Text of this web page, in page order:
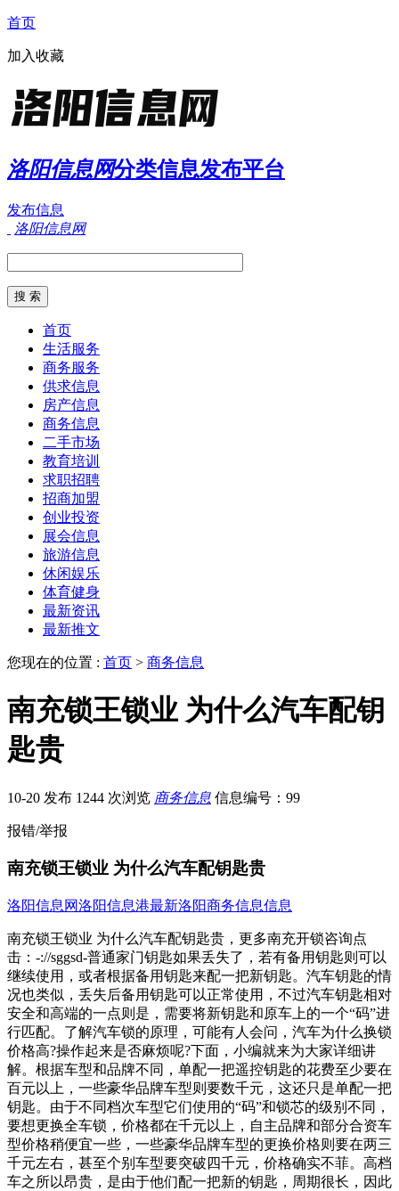
首页
加入收藏
洛阳信息网分类信息发布平台
发布信息
洛阳信息网
首页
生活服务
商务服务
供求信息
房产信息
商务信息
二手市场
教育培训
求职招聘
招商加盟
创业投资
展会信息
旅游信息
休闲娱乐
体育健身
最新资讯
最新推文
您现在的位置 : 首页 > 商务信息
南充锁王锁业 为什么汽车配钥
匙贵
10-20 发布 1244 次浏览 商务信息 信息编号：99
报错/举报
南充锁王锁业 为什么汽车配钥匙贵
洛阳信息网洛阳信息港最新洛阳商务信息信息
南充锁王锁业 为什么汽车配钥匙贵，更多南充开锁咨询点
击：-://sggsd-普通家门钥匙如果丢失了，若有备用钥匙则可以
继续使用，或者根据备用钥匙来配一把新钥匙。汽车钥匙的情
况也类似，丢失后备用钥匙可以正常使用，不过汽车钥匙相对
安全和高端的一点则是，需要将新钥匙和原车上的一个“码”进
行匹配。了解汽车锁的原理，可能有人会问，汽车为什么换锁
价格高?操作起来是否麻烦呢?下面，小编就来为大家详细讲
解。根据车型和品牌不同，单配一把遥控钥匙的花费至少要在
百元以上，一些豪华品牌车型则要数千元，这还只是单配一把
钥匙。由于不同档次车型它们使用的“码”和锁芯的级别不同，
要想更换全车锁，价格都在千元以上，自主品牌和部分合资车
型价格稍便宜一些，一些豪华品牌车型的更换价格则要在两三
千元左右，甚至个别车型要突破四千元，价格确实不菲。高档
车之所以昂贵，是由于他们配一把新的钥匙，周期很长，因此